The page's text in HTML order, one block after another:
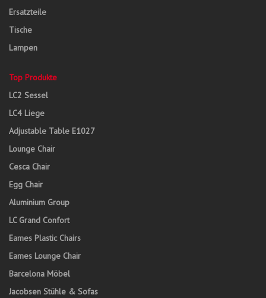
Ersatzteile
Tische
Lampen
Top Produkte
LC2 Sessel
LC4 Liege
Adjustable Table E1027
Lounge Chair
Cesca Chair
Egg Chair
Aluminium Group
LC Grand Confort
Eames Plastic Chairs
Eames Lounge Chair
Barcelona Möbel
Jacobsen Stühle & Sofas